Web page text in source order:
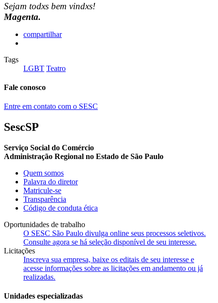
Sejam todxs bem vindxs!
Magenta.
compartilhar
Tags
LGBT Teatro
Fale conosco
Entre em contato com o SESC
SescSP
Serviço Social do Comércio
Administração Regional no Estado de São Paulo
Quem somos
Palavra do diretor
Matricule-se
Transparência
Código de conduta ética
Oportunidades de trabalho
O SESC São Paulo divulga online seus processos seletivos.
Consulte agora se há seleção disponível de seu interesse.
Licitações
Inscreva sua empresa, baixe os editais de seu interesse e
acesse informações sobre as licitações em andamento ou já
realizadas.
Unidades especializadas